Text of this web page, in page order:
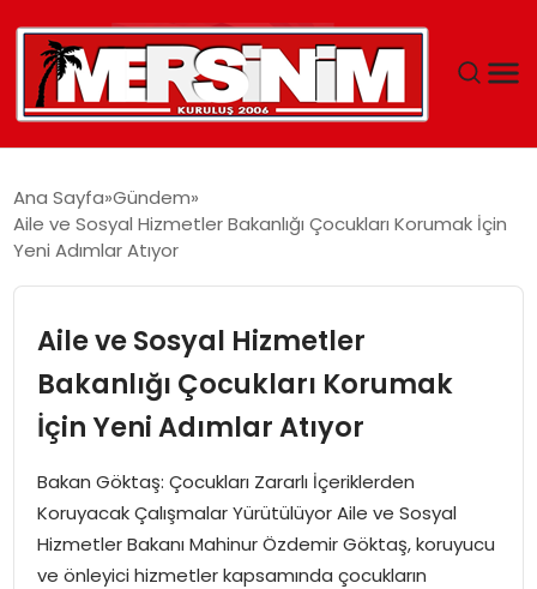
YAŞAM
EĞITIM
SPOR
EKONOMI
Ana Sayfa Gündem
Aile ve Sosyal Hizmetler Bakanlığı Çocukları Korumak İçin
Yeni Adımlar Atıyor
Aile ve Sosyal Hizmetler
Bakanlığı Çocukları Korumak
İçin Yeni Adımlar Atıyor
Bakan Göktaş: Çocukları Zararlı İçeriklerden
Koruyacak Çalışmalar Yürütülüyor Aile ve Sosyal
Hizmetler Bakanı Mahinur Özdemir Göktaş, koruyucu
ve önleyici hizmetler kapsamında çocukların